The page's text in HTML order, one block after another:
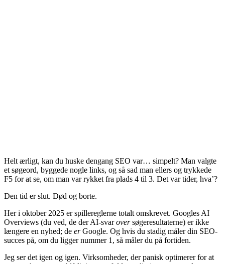
Helt ærligt, kan du huske dengang SEO var… simpelt? Man valgte
et søgeord, byggede nogle links, og så sad man ellers og trykkede
F5 for at se, om man var rykket fra plads 4 til 3. Det var tider, hva’?
Den tid er slut. Død og borte.
Her i oktober 2025 er spillereglerne totalt omskrevet. Googles AI
Overviews (du ved, de der AI-svaroversøgeresultaterne) er ikke
længere en nyhed; de erGoogle. Og hvis du stadig måler din SEO-
succes på, om du ligger nummer 1, så måler du på fortiden.
Jeg ser det igen og igen. Virksomheder, der panisk optimerer for at